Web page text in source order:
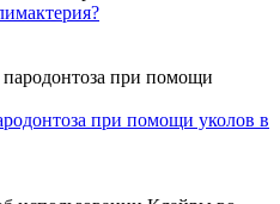
при помощи уколов в